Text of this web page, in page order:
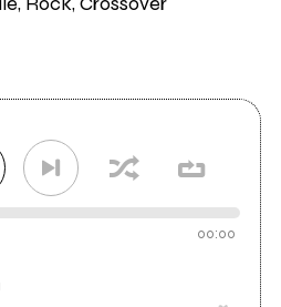
00:00